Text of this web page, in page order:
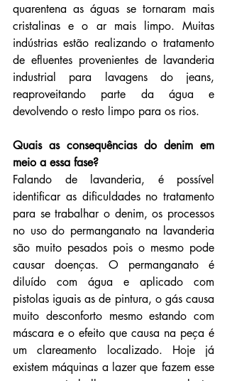
quarentena as águas se tornaram mais
cristalinas e o ar mais limpo. Muitas
indústrias estão realizando o tratamento
de efluentes provenientes de lavanderia
industrial para lavagens do jeans,
reaproveitando parte da água e
devolvendo o resto limpo para os rios.
Quais as consequências do denim em
meio a essa fase?
Falando de lavanderia, é possível
identificar as dificuldades no tratamento
para se trabalhar o denim, os processos
no uso do permanganato na lavanderia
são muito pesados pois o mesmo pode
causar doenças. O permanganato é
diluído com água e aplicado com
pistolas iguais as de pintura, o gás causa
muito desconforto mesmo estando com
máscara e o efeito que causa na peça é
um clareamento localizado. Hoje já
existem máquinas a lazer que fazem esse